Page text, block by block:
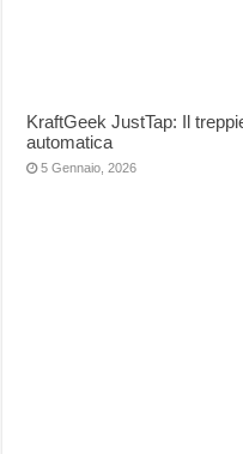
KraftGeek JustTap: Il
automatica
5 Gennaio, 2026